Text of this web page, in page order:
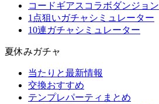
コードギアスコラボダンジョン
1点狙いガチャシミュレーター
10連ガチャシミュレーター
夏休みガチャ
当たりと最新情報
交換おすすめ
テンプレパーティまとめ